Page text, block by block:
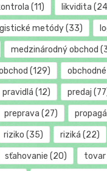
(11) likvidita
metódy(33)
medzinárodný obchod
(129)
pravidlá (12) predaj
preprava (27)
riziko (35) riziká (22)
sťahovanie (20) tovar